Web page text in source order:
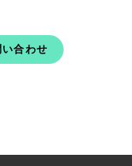
合わせ